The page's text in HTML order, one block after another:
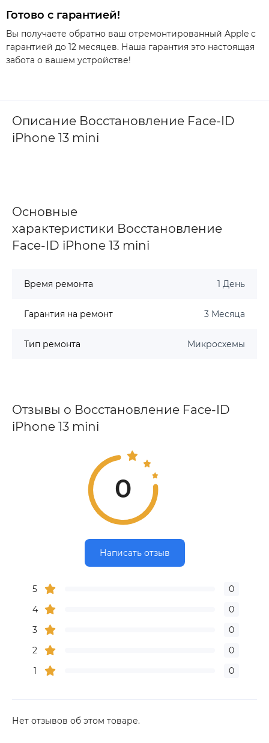
Готово с гарантией!
Вы получаете обратно ваш отремонтированный Apple с
гарантией до 12 месяцев. Наша гарантия это настоящая
забота о вашем устройстве!
Описание Восстановление Face-ID
iPhone 13 mini
Основные
характеристики Восстановление
Face-ID iPhone 13 mini
Время ремонта 1 День
Гарантия на ремонт 3 Месяца
Тип ремонта Микросхемы
Отзывы о Восстановление Face-ID
iPhone 13 mini
0
Написать отзыв
5
0
4
0
3
0
2
0
1
0
Нет отзывов об этом товаре.